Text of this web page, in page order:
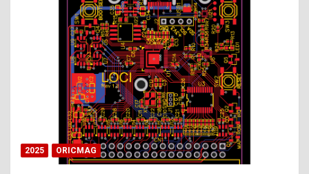
b
e
s
t
p
h
o
n
y
2025 ORICMAG